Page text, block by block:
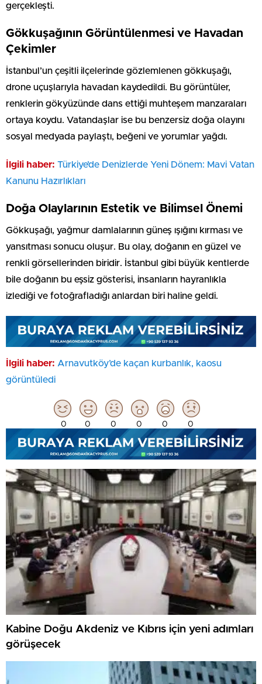
gerçekleşti.
Gökkuşağının Görüntülenmesi ve Havadan
Çekimler
İstanbul’un çeşitli ilçelerinde gözlemlenen gökkuşağı,
drone uçuşlarıyla havadan kaydedildi. Bu görüntüler,
renklerin gökyüzünde dans ettiği muhteşem manzaraları
ortaya koydu. Vatandaşlar ise bu benzersiz doğa olayını
sosyal medyada paylaştı, beğeni ve yorumlar yağdı.
İlgili haber: Türkiye’de Denizlerde Yeni Dönem: Mavi Vatan
Kanunu Hazırlıkları
Doğa Olaylarının Estetik ve Bilimsel Önemi
Gökkuşağı, yağmur damlalarının güneş ışığını kırması ve
yansıtması sonucu oluşur. Bu olay, doğanın en güzel ve
renkli görsellerinden biridir. İstanbul gibi büyük kentlerde
bile doğanın bu eşsiz gösterisi, insanların hayranlıkla
izlediği ve fotoğrafladığı anlardan biri haline geldi.
İlgili haber: Arnavutköy’de kaçan kurbanlık, kaosu
görüntüledi
0 0 0 0 0 0
Kabine Doğu Akdeniz ve Kıbrıs için yeni adımları
görüşecek